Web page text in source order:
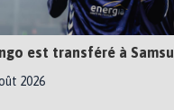
est transféré à
2026